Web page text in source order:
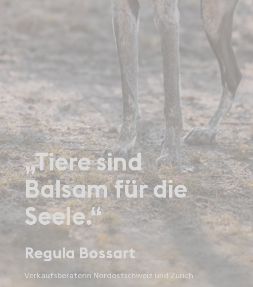
„Tiere sind
Balsam für die
Seele.“
Regula Bossart
Verkaufsberaterin Nordostschweiz und Zürich